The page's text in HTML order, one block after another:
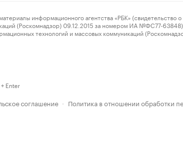
информационного агентства «РБК» (свидетельство о
(Роскомнадзор) 09.12.2015 за номером ИА №ФС77-63848)
технологий и массовых коммуникаций
Enter
соглашение · Политика в отношении обработки